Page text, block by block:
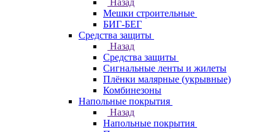
Назад
Мешки строительные
БИГ-БЕГ
Средства защиты
Назад
Средства защиты
Сигнальные ленты и жилеты
Плёнки малярные (укрывные)
Комбинезоны
Напольные покрытия
Назад
Напольные покрытия